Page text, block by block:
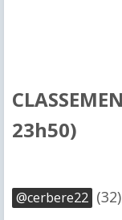
23h50)
@cerbere22 (32)